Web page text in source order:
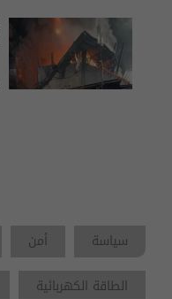
سياسة أمن
الطاقة الكهربائية